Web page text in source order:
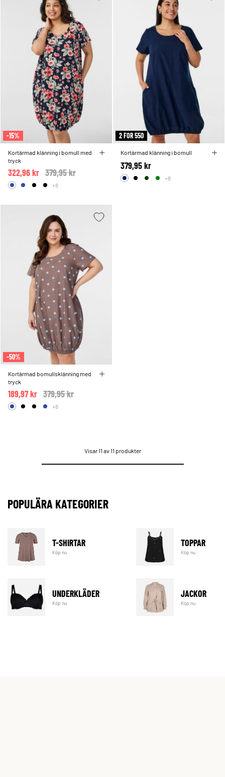
-15%
Kortärmad klänning i bomull med
tryck
Price reduced from
379,95 kr
322,96 kr
+8
2 FOR 550
Kortärmad klänning i bomull
379,95 kr
+8
-50%
Kortärmad bomullsklänning med
tryck
Price reduced from
379,95 kr
189,97 kr
+8
Visar 11 av 11 produkter
POPULÄRA KATEGORIER
T-SHIRTAR
Köp nu
TOPPAR
Köp nu
UNDERKLÄDER
Köp nu
JACKOR
Köp nu